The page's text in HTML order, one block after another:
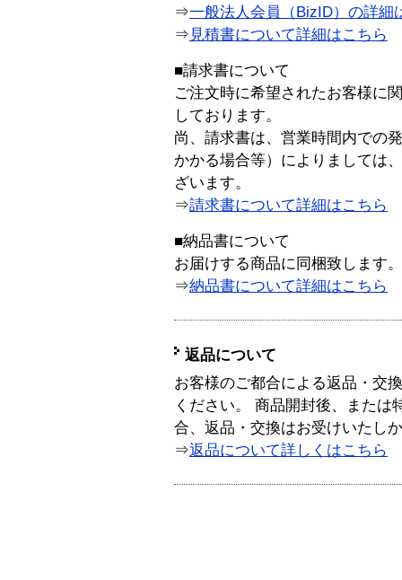
⇒一般法人会員（BizID）の詳細
⇒ 見積書について詳細はこちら
■請求書について
ご注文時に希望されたお客様に
しております。
尚、請求書は、営業時間内での
かかる場合等）によりましては
ざいます。
⇒請求書について詳細はこちら
■納品書について
お届けする商品に同梱致します。
⇒納品書について詳細はこちら
返品について
お客様のご都合による返品・交
ください。 商品開封後、または
合、返品・交換はお受けいたし
⇒返品について詳しくはこちら